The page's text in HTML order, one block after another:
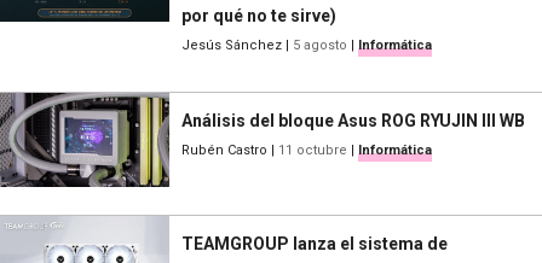
por qué no te sirve)
Jesús Sánchez | 5 agosto | Informática
Análisis del bloque Asus ROG RYUJIN III WB
Rubén Castro | 11 octubre | Informática
TEAMGROUP lanza el sistema de